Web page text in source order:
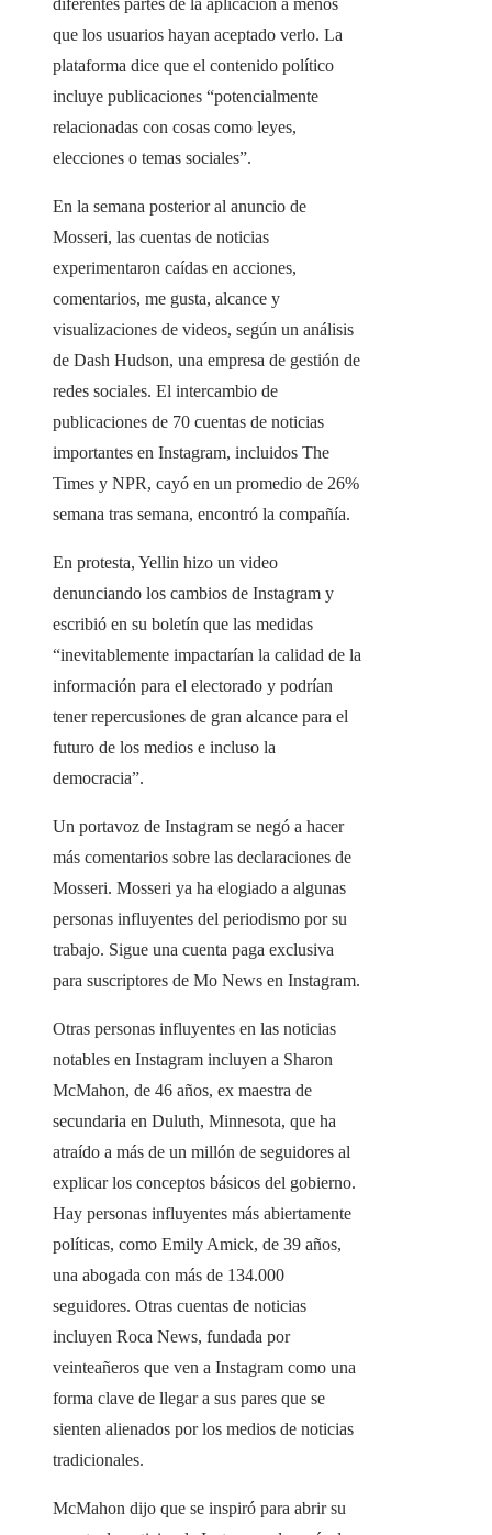
diferentes partes de la aplicación a menos
que los usuarios hayan aceptado verlo. La
plataforma dice que el contenido político
incluye publicaciones “potencialmente
relacionadas con cosas como leyes,
elecciones o temas sociales”.
En la semana posterior al anuncio de
Mosseri, las cuentas de noticias
experimentaron caídas en acciones,
comentarios, me gusta, alcance y
visualizaciones de videos, según un análisis
de Dash Hudson, una empresa de gestión de
redes sociales. El intercambio de
publicaciones de 70 cuentas de noticias
importantes en Instagram, incluidos The
Times y NPR, cayó en un promedio de 26%
semana tras semana, encontró la compañía.
En protesta, Yellin hizo un video
denunciando los cambios de Instagram y
escribió en su boletín que las medidas
“inevitablemente impactarían la calidad de la
información para el electorado y podrían
tener repercusiones de gran alcance para el
futuro de los medios e incluso la
democracia”.
Un portavoz de Instagram se negó a hacer
más comentarios sobre las declaraciones de
Mosseri. Mosseri ya ha elogiado a algunas
personas influyentes del periodismo por su
trabajo. Sigue una cuenta paga exclusiva
para suscriptores de Mo News en Instagram.
Otras personas influyentes en las noticias
notables en Instagram incluyen a Sharon
McMahon, de 46 años, ex maestra de
secundaria en Duluth, Minnesota, que ha
atraído a más de un millón de seguidores al
explicar los conceptos básicos del gobierno.
Hay personas influyentes más abiertamente
políticas, como Emily Amick, de 39 años,
una abogada con más de 134.000
seguidores. Otras cuentas de noticias
incluyen Roca News, fundada por
veinteañeros que ven a Instagram como una
forma clave de llegar a sus pares que se
sienten alienados por los medios de noticias
tradicionales.
McMahon dijo que se inspiró para abrir su